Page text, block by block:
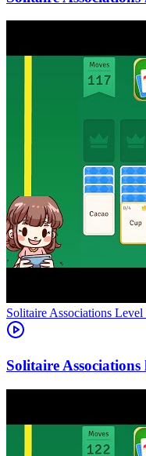
Level